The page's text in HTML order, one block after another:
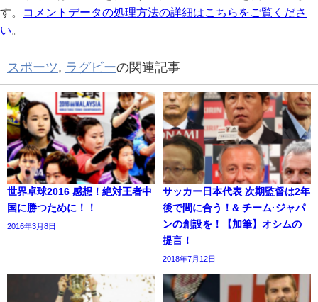
す。
コメントデータの処理方法の詳細はこちらをご覧くださ
い。
スポーツ, ラグビーの関連記事
世界卓球2016 感想！絶対王者中
国に勝つために！！
2016年3月8日
サッカー日本代表 次期監督は2年
後で間に合う！& チーム·ジャパ
ンの創設を！【加筆】オシムの
提言！
2018年7月12日